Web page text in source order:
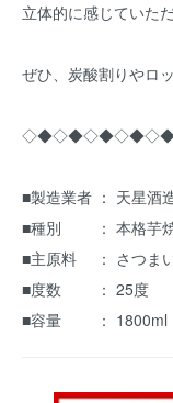
立体的に感じていた
ぜひ、炭酸割りやロ
■製造業者 ： 天星酒
■種別 ： 本格芋
■主原料 ： さつま
■度数 ： 25度
■容量 ： 1800ml